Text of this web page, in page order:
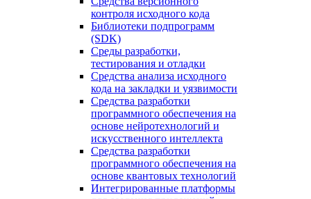
контроля исходного кода
Библиотеки подпрограмм
(SDK)
Среды разработки,
тестирования и отладки
Средства анализа исходного
кода на закладки и уязвимости
Средства разработки
программного обеспечения на
основе нейротехнологий и
искусственного интеллекта
Средства разработки
программного обеспечения на
основе квантовых технологий
Интегрированные платформы